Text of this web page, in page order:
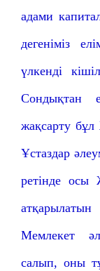
адами
дегеніміз
үлкенді
Сондықтан
жақсарту
Ұстаздар
ретінде осы
Мемлекет
салып, оны